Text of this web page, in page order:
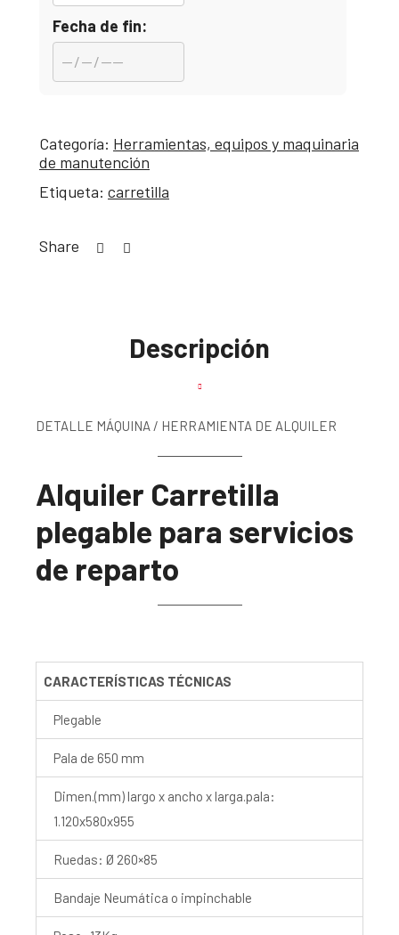
Fecha de fin:
Categoría: Herramientas, equipos y maquinaria
de manutención
Etiqueta: carretilla
Share
Descripción
DETALLE MÁQUINA / HERRAMIENTA DE ALQUILER
Alquiler Carretilla
plegable para servicios
de reparto
CARACTERÍSTICAS TÉCNICAS
Plegable
Pala de 650 mm
Dimen.(mm) largo x ancho x larga.pala:
1.120x580x955
Ruedas: Ø 260×85
Bandaje Neumática o impinchable